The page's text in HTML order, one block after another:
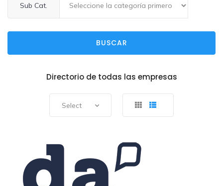
Sub Cat.
BUSCAR
Directorio de todas las empresas
Select